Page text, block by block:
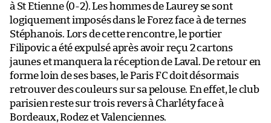
à St Etienne (0-2). Les hommes de Laurey se sont
logiquement imposés dans le Forez face à de ternes
Stéphanois. Lors de cette rencontre, le portier
Filipovic a été expulsé après avoir reçu 2 cartons
jaunes et manquera la réception de Laval. De retour en
forme loin de ses bases, le Paris FC doit désormais
retrouver des couleurs sur sa pelouse. En effet, le club
parisien reste sur trois revers à Charléty face à
Bordeaux, Rodez et Valenciennes.